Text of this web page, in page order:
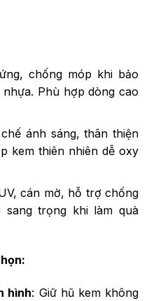
chống móp khi bảo
Phù hợp dòng cao
ánh sáng, thân thiện
kem thiên nhiên dễ oxy
cán mờ, hỗ trợ chống
trọng khi làm quà
hình: Giữ hũ kem không